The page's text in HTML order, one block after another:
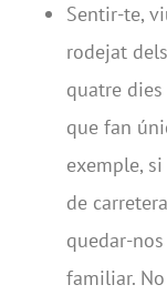
Sentir-te,
rodejat
quatre
que fan
exemple,
de
quedar-
familiar.